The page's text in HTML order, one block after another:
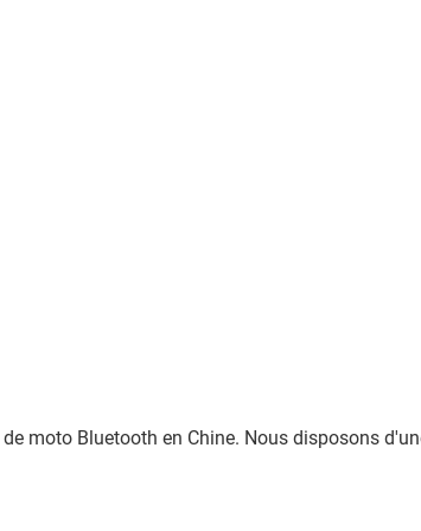
moto Bluetooth en Chine. Nous disposons